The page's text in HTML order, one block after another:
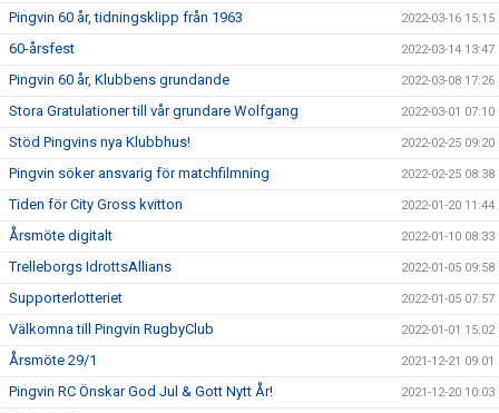
Pingvin 60 år, tidningsklipp från 1963 2022-03-16 15:15
60-årsfest 2022-03-14 13:47
Pingvin 60 år, Klubbens grundande 2022-03-08 17:26
Stora Gratulationer till vår grundare Wolfgang 2022-03-01 07:10
Stöd Pingvins nya Klubbhus! 2022-02-25 09:20
Pingvin söker ansvarig för matchfilmning 2022-02-25 08:38
Tiden för City Gross kvitton 2022-01-20 11:44
Årsmöte digitalt 2022-01-10 08:33
Trelleborgs IdrottsAllians 2022-01-05 09:58
Supporterlotteriet 2022-01-05 07:57
Välkomna till Pingvin RugbyClub 2022-01-01 15:02
Årsmöte 29/1 2021-12-21 09:01
Pingvin RC Önskar God Jul & Gott Nytt År! 2021-12-20 10:03